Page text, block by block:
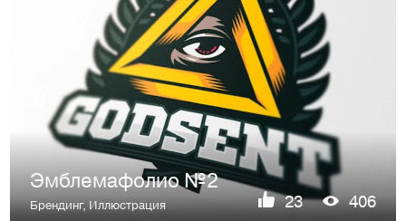
Эмблемафолио №2
Брендинг,Иллюстрация 23 406